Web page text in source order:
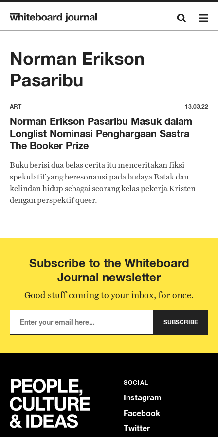
Norman Erikson
Pasaribu
ART 13.03.22
Norman Erikson Pasaribu Masuk dalam
Longlist Nominasi Penghargaan Sastra
The Booker Prize
Buku berisi dua belas cerita itu menceritakan fiksi
spekulatif yang beresonansi pada budaya Batak dan
kelindan hidup sebagai seorang kelas pekerja Kristen
dengan perspektif queer.
Subscribe to the Whiteboard
Journal newsletter
Good stuff coming to your inbox, for once.
SUBSCRIBE
SOCIAL
Instagram
Facebook
Twitter